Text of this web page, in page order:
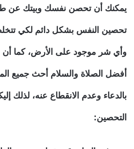
يمكنك أن تحصن نفسك وبيتك عن
تحصين النفس بشكل دائم لكي
وأي شر موجود على الأرض، كما أن
أفضل الصلاة والسلام أحث جميع
بالدعاء وعدم الانقطاع عنه، لذلك
التحصين: